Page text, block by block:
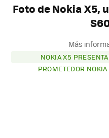
Foto de Nokia X5,
Más
NOKIA X5
PROMETEDOR